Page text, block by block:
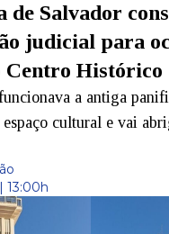
de Salvador
judicial para
Centro Histórico
a antiga
espaço cultural e vai
13:00h